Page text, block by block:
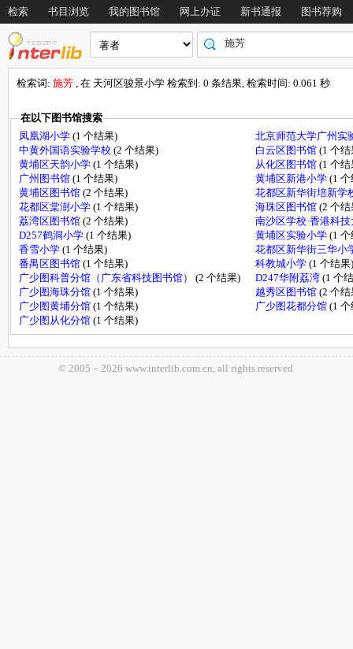
检索 书目浏览 我的图书馆 网上办证 新书通报 图书荐购
检索词: 施芳 , 在 天河区骏景小学 检索到: 0 条结果, 检索时间: 0.061 秒
在以下图书馆搜索
凤凰湖小学 (1 个结果)
北京师范大学广州实
中黄外国语实验学校 (2 个结果) 白云区图书馆 (1 个结
黄埔区天韵小学 (1 个结果) 从化区图书馆 (1 个结
广州图书馆 (1 个结果) 黄埔区新港小学 (1
黄埔区图书馆 (2 个结果)
花都区新华街培新学
花都区棠澍小学 (1 个结果) 海珠区图书馆 (2 个结
荔湾区图书馆 (2 个结果)
南沙区学校·香港科
D257鹤洞小学 (1 个结果) 黄埔区实验小学 (1
香雪小学 (1 个结果)
花都区新华街三华小
番禺区图书馆 (1 个结果) 科教城小学 (1 个结果)
广少图科普分馆（广东省科技图书馆） (2 个结果) D247华附荔湾 (1 个
广少图海珠分馆 (1 个结果) 越秀区图书馆 (2 个结
广少图黄埔分馆 (1 个结果) 广少图花都分馆 (1
广少图从化分馆 (1 个结果)
© 2005－ 2026 www.interlib.com.cn, all rights reserved